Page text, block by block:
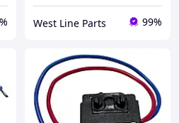
West Line Parts 99%